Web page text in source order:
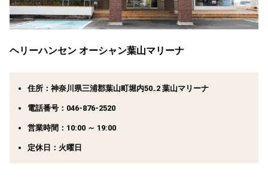
ヘリーハンセン オーシャン葉山マリーナ
住所：神奈川県三浦郡葉山町堀内50₋2 葉山マリーナ
電話番号：046-876-2520
営業時間：10:00 ～ 19:00
定休日：火曜日